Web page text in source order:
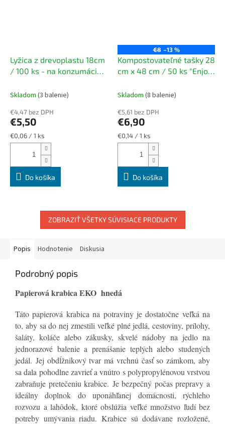
Lyžica z drevoplastu 18cm
/ 100 ks - na konzumáciu
Skladom (3 balenie)
€4,47 bez DPH
€5,50
Jednotková
cena:
€0,06 / 1 ks
Do košíka
€8 –13 %
Kompostovateľné tašky 28
cm x 48 cm / 50 ks "Enjoy
Skladom (8 balenie)
€5,61 bez DPH
€6,90
Jednotková
cena:
€0,14 / 1 ks
Do košíka
ZOBRAZIŤ VŠETKY SÚVISIACE PRODUKTY
Popis Hodnotenie Diskusia
Podrobný popis
Papierová krabica EKO hnedá
Táto papierová krabica na potraviny je dostatočne veľká na
to, aby sa do nej zmestili veľké plné jedlá, cestoviny, prílohy,
šaláty, koláče alebo zákusky, skvelé nádoby na jedlo na
jednorazové balenie a prenášanie teplých alebo studených
jedál. Jej obdĺžnikový tvar má vrchnú časť so zámkom, aby
sa dala pohodlne zavrieť a vnútro s polypropylénovou vrstvou
zabraňuje pretečeniu krabice. Je bezpečný počas prepravy a
ideálny doplnok do uponáhľanej domácnosti, rýchleho
rozvozu a lahôdok, ktoré obslúžia veľké množstvo ľudí bez
potreby umývania riadu. Krabice sú dodávane rozložené,